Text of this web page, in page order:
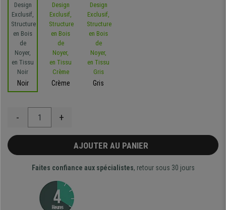
Noir Crème Gris
- +
AJOUTER AU PANIER
Faites confiance aux spécialistes, retour sous 30 jours